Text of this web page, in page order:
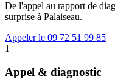
De l'appel au rapport de
surprise à Palaiseau.
Appeler le 09 72 51 99 85
1
Appel & diagnostic